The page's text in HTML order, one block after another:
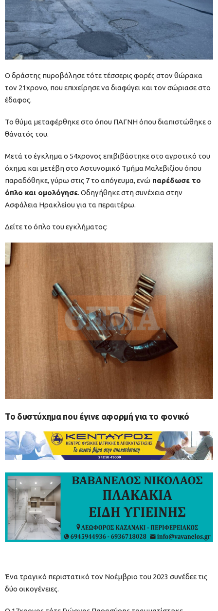
Ο δράστης πυροβόλησε τότε τέσσερις φορές στον θώρακα
τον 21χρονο, που επιχείρησε να διαφύγει και τον σώριασε στο
έδαφος.
Το θύμα μεταφέρθηκε στο όπου ΠΑΓΝΗ όπου διαπιστώθηκε ο
θάνατός του.
Μετά το έγκλημα ο 54χρονος επιβιβάστηκε στο αγροτικό του
όχημα και μετέβη στο Αστυνομικό Τμήμα Μαλεβιζίου όπου
παραδόθηκε, γύρω στις 7 το απόγευμα, ενώ παρέδωσε το
όπλο και ομολόγησε. Οδηγήθηκε στη συνέχεια στην
Ασφάλεια Ηρακλείου για τα περαιτέρω.
Δείτε το όπλο του εγκλήματος:
Το δυστύχημα που έγινε αφορμή για το φονικό
Ένα τραγικό περιστατικό τον Νοέμβριο του 2023 συνέδεε τις
δύο οικογένειες.